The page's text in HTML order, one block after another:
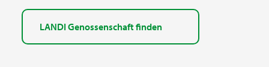
LANDI Genossenschaft finden